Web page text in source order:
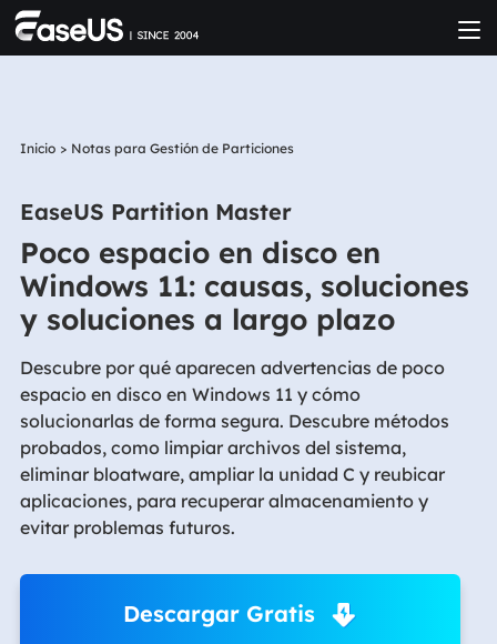
Inicio > Notas para Gestión de Particiones
EaseUS Partition Master
Poco espacio en disco en
Windows 11: causas, soluciones
y soluciones a largo plazo
Descubre por qué aparecen advertencias de poco
espacio en disco en Windows 11 y cómo
solucionarlas de forma segura. Descubre métodos
probados, como limpiar archivos del sistema,
eliminar bloatware, ampliar la unidad C y reubicar
aplicaciones, para recuperar almacenamiento y
evitar problemas futuros.
Descargar Gratis